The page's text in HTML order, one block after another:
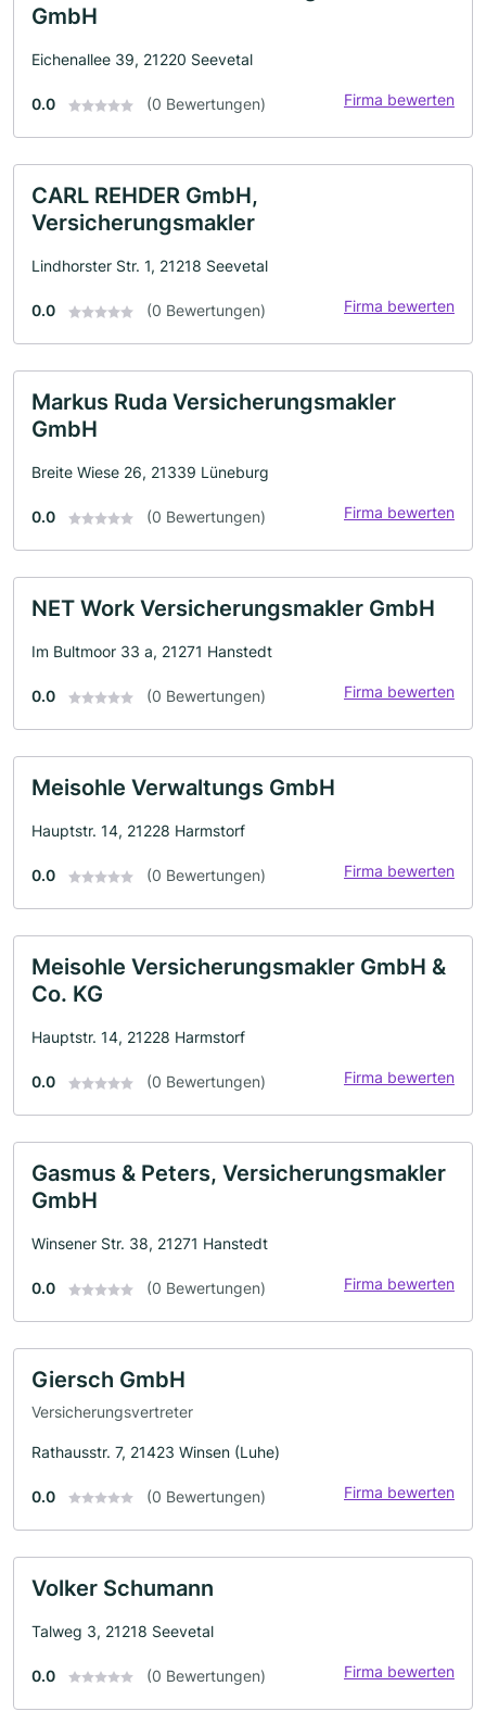
GmbH
Eichenallee 39, 21220 Seevetal
0.0 (0 Bewertungen) Firma bewerten
CARL REHDER GmbH,
Versicherungsmakler
Lindhorster Str. 1, 21218 Seevetal
0.0 (0 Bewertungen) Firma bewerten
Markus Ruda Versicherungsmakler
GmbH
Breite Wiese 26, 21339 Lüneburg
0.0 (0 Bewertungen) Firma bewerten
NET Work Versicherungsmakler GmbH
Im Bultmoor 33 a, 21271 Hanstedt
0.0 (0 Bewertungen) Firma bewerten
Meisohle Verwaltungs GmbH
Hauptstr. 14, 21228 Harmstorf
0.0 (0 Bewertungen) Firma bewerten
Meisohle Versicherungsmakler GmbH &
Co. KG
Hauptstr. 14, 21228 Harmstorf
0.0 (0 Bewertungen) Firma bewerten
Gasmus & Peters, Versicherungsmakler
GmbH
Winsener Str. 38, 21271 Hanstedt
0.0 (0 Bewertungen) Firma bewerten
Giersch GmbH
Versicherungsvertreter
Rathausstr. 7, 21423 Winsen (Luhe)
0.0 (0 Bewertungen) Firma bewerten
Volker Schumann
Talweg 3, 21218 Seevetal
0.0 (0 Bewertungen) Firma bewerten